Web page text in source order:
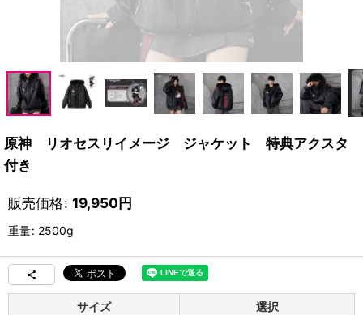
原神 リオセスリイメージ ジャケット 特典アクスタ
付き
販売価格: 19,950円
重量: 2500g
サイズ
選択